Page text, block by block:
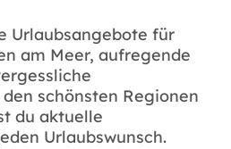
Urlaubsangebote für
am Meer, aufregende
schönsten Regionen
du aktuelle
Urlaubswunsch.